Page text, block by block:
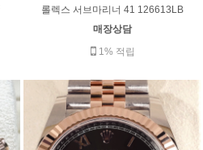
롤렉스 서브마리너 41 126613LB
매장상담
1% 적립